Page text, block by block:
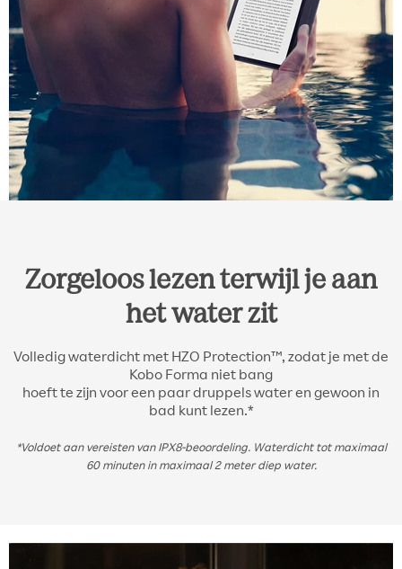
Zorgeloos lezen terwijl je aan
het water zit
Volledig waterdicht met HZO Protection™, zodat je met de
Kobo Forma niet bang
hoeft te zijn voor een paar druppels water en gewoon in
bad kunt lezen.*
*Voldoet aan vereisten van IPX8-beoordeling. Waterdicht tot maximaal
60 minuten in maximaal 2 meter diep water.